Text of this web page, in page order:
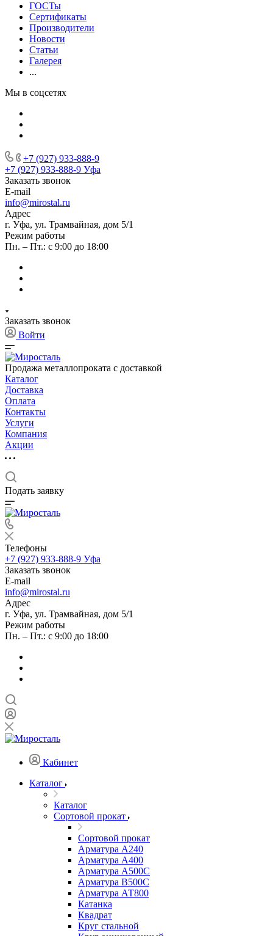
ГОСТы
Сертификаты
Производители
Новости
Статьи
Галерея
...
Мы в соцсетях
+7 (927) 933-888-9
+7 (927) 933-888-9 Уфа
Заказать звонок
E-mail
info@mirostal.ru
Адрес
г. Уфа, ул. Трамвайная, дом 5/1
Режим работы
Пн. – Пт.: с 9:00 до 18:00
Заказать звонок
Войти
Продажа металлопроката с доставкой
Каталог
Доставка
Оплата
Контакты
Услуги
Компания
Акции
Подать заявку
Телефоны
+7 (927) 933-888-9 Уфа
Заказать звонок
E-mail
info@mirostal.ru
Адрес
г. Уфа, ул. Трамвайная, дом 5/1
Режим работы
Пн. – Пт.: с 9:00 до 18:00
Кабинет
Каталог
Каталог
Сортовой прокат
Сортовой прокат
Арматура А240
Арматура А400
Арматура А500C
Арматура В500С
Арматура АТ800
Катанка
Квадрат
Круг стальной